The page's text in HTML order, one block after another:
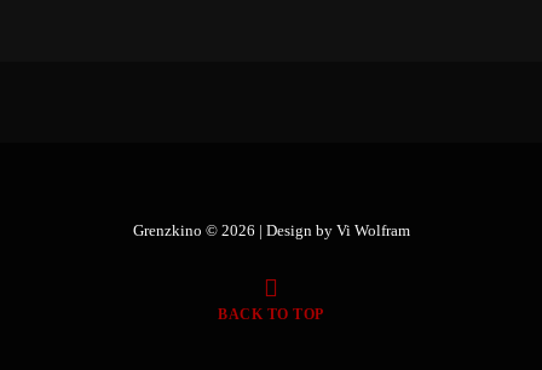
Grenzkino © 2026 | Design by Vi Wolfram
BACK TO TOP